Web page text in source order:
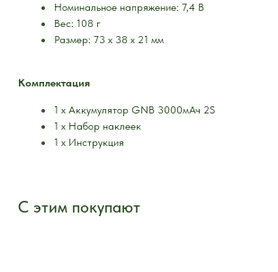
Номинальное напряжение: 7,4 В
Вес: 108 г
Размер: 73 х 38 х 21 мм
Комплектация
1 х Аккумулятор GNB 3000мАч 2S
1 х Набор наклеек
1 х Инструкция
С этим покупают